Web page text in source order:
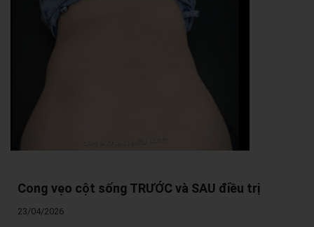
Cong vẹo cột sống TRƯỚC và SAU điều trị
23/04/2026